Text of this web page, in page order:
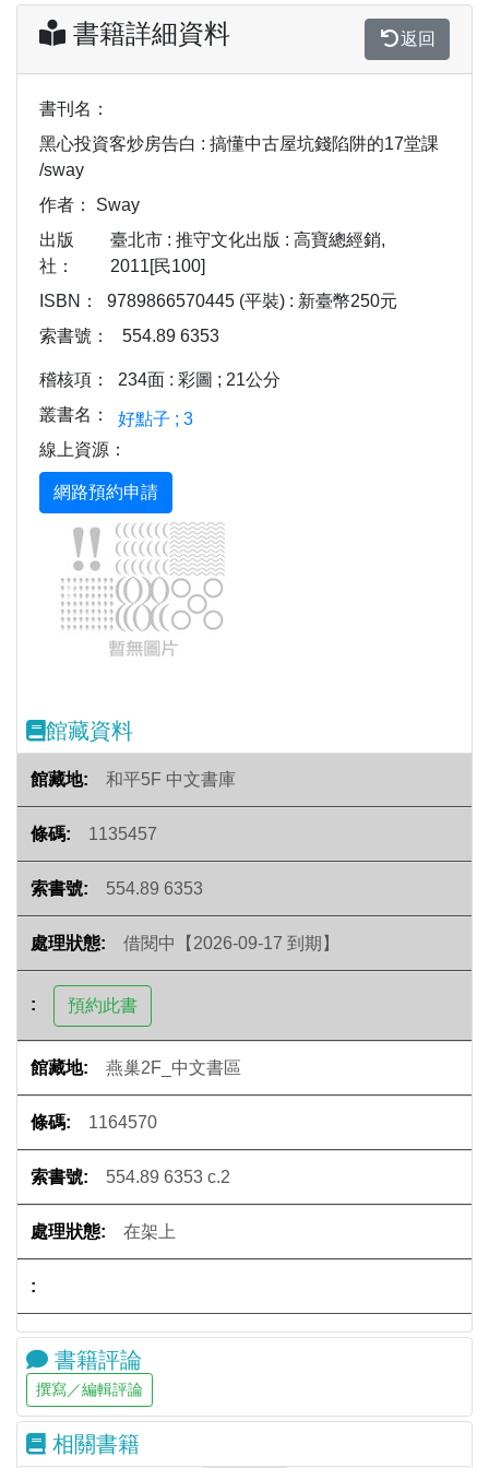
書籍詳細資料 返回
書刊名：
黑心投資客炒房告白 : 搞懂中古屋坑錢陷阱的17堂課
/sway
作者：
Sway
出版
社：
臺北市 : 推守文化出版 : 高寶總經銷,
2011[民100]
ISBN：
9789866570445 (平裝) : 新臺幣250元
索書號：
554.89 6353
稽核項：
234面 : 彩圖 ; 21公分
叢書名：
好點子 ; 3
線上資源：
Previous
館藏資料
和平5F 中文書庫
1135457
554.89 6353
借閱中【2026-09-17 到期】
燕巢2F_中文書區
1164570
554.89 6353 c.2
在架上
書籍評論
相關書籍